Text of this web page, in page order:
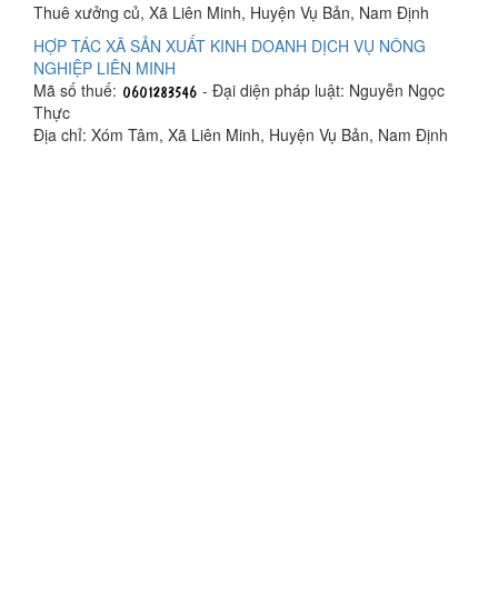
Thuê xưởng củ, Xã Liên Minh, Huyện Vụ Bản, Nam Định
HỢP TÁC XÃ SẢN XUẤT KINH DOANH DỊCH VỤ NÔNG
NGHIỆP LIÊN MINH
Mã số thuế:
- Đại diện pháp luật: Nguyễn Ngọc
Thực
Địa chỉ: Xóm Tâm, Xã Liên Minh, Huyện Vụ Bản, Nam Định